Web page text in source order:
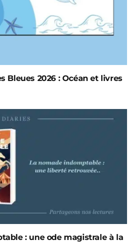
Bleues 2026 : Océan et livres
: une ode magistrale à la